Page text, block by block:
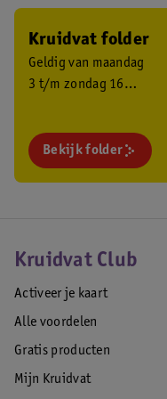
Kruidvat folder
Geldig van maandag
3 t/m zondag 16
Bekijk folder
Kruidvat Club
Activeer je kaart
Alle voordelen
Gratis producten
Mijn Kruidvat